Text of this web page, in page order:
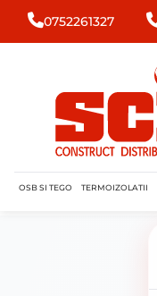
0752261327
OSB SI TEGO TERMOIZOLATII